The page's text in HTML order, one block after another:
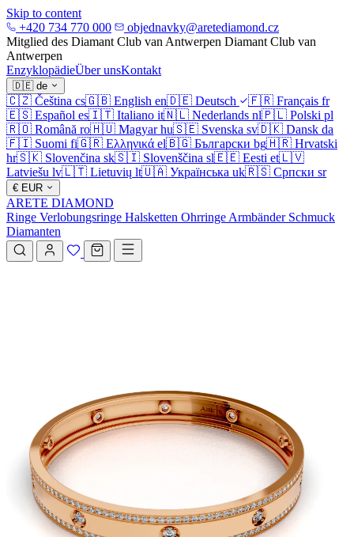
Skip to content
+420 734 770 000
objednavky@aretediamond.cz
Mitglied des Diamant Club van Antwerpen Diamant Club van
Antwerpen
EnzyklopädieÜber unsKontakt
🇩🇪 de
🇨🇿 Čeština cs🇬🇧 English en🇩🇪 Deutsch 🇫🇷 Français fr
🇪🇸 Español es🇮🇹 Italiano it🇳🇱 Nederlands nl🇵🇱 Polski pl
🇷🇴 Română ro🇭🇺 Magyar hu🇸🇪 Svenska sv🇩🇰 Dansk da
🇫🇮 Suomi fi🇬🇷 Ελληνικά el🇧🇬 Български bg🇭🇷 Hrvatski
hr🇸🇰 Slovenčina sk🇸🇮 Slovenščina sl🇪🇪 Eesti et🇱🇻
Latviešu lv🇱🇹 Lietuvių lt🇺🇦 Українська uk🇷🇸 Српски sr
€ EUR
ARETE DIAMOND
Ringe Verlobungsringe Halsketten Ohrringe Armbänder Schmuck
Diamanten